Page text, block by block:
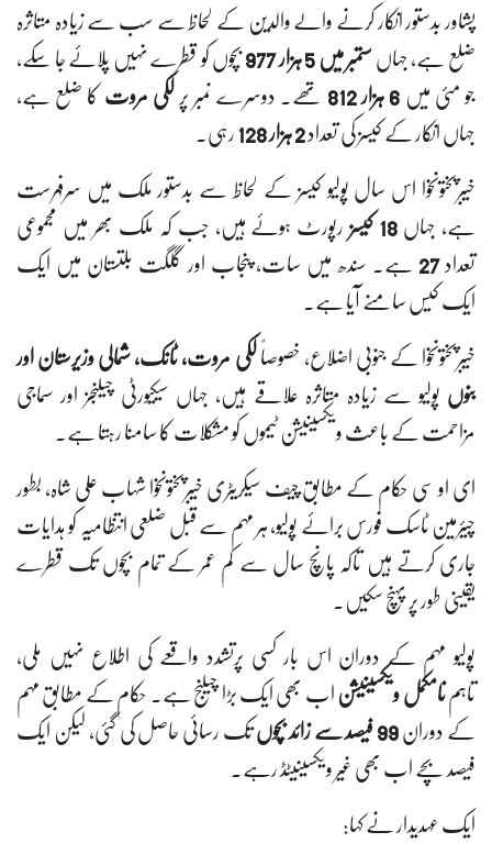
پشاور بدستور انکار کرنے والے والدین کے لحاظ سے سب سے زیادہ متاثرہ
ضلع ہے، جہاں ستمبر میں 5 ہزار 977
بچوں کو قطرے نہیں پلائے جا سکے،
جو مئی میں 6 ہزار 812 تھے۔ دوسرے نمبر پر لکی مروت کا ضلع ہے،
جہاں انکار کے کیسز کی تعداد2 ہزار 128 رہی۔
خیبرپختونخوا اس سال پولیو کیسز کے لحاظ سے بدستور ملک میں سرفہرست
ہے، جہاں 18 کیسز
رپورٹ ہوئے ہیں، جب کہ ملک بھر میں مجموعی
تعداد27 ہے۔ سندھ میں سات، پنجاب اور گلگت بلتستان میں ایک
ایک کیس سامنے آیا ہے۔
خیبرپختونخوا کے جنوبی اضلاع، خصوصاً لکی مروت، ٹانک، شمالی وزیرستان اور
بنوں پولیو سے زیادہ متاثرہ علاقے ہیں، جہاں سیکیورٹی چیلنجز اور سماجی
مزاحمت کے باعث ویکسینیشن ٹیموں کو مشکلات کا سامنا رہتا ہے۔
ای او سی حکام کے مطابق چیف سیکریٹری خیبرپختونخوا شہاب علی شاہ، بطور
چیئرمین ٹاسک فورس برائے پولیو، ہر مہم سے قبل ضلعی انتظامیہ کو ہدایات
جاری کرتے ہیں تاکہ پانچ سال سے کم عمر کے تمام بچوں تک قطرے
یقینی طور پر پہنچ سکیں۔
پولیو مہم کے دوران اس بار کسی پرتشدد واقعے کی اطلاع نہیں ملی،
تاہمنامکمل ویکسینیشن اب بھی ایک بڑا چیلنج ہے۔ حکام کے مطابق مہم
کے دوران 99 فیصد سے زائد بچوں
تک رسائی حاصل کی گئی، لیکن ایک
فیصد بچے اب بھی غیر ویکسینیٹڈ رہے۔
ایک عہدیدار نے کہا: